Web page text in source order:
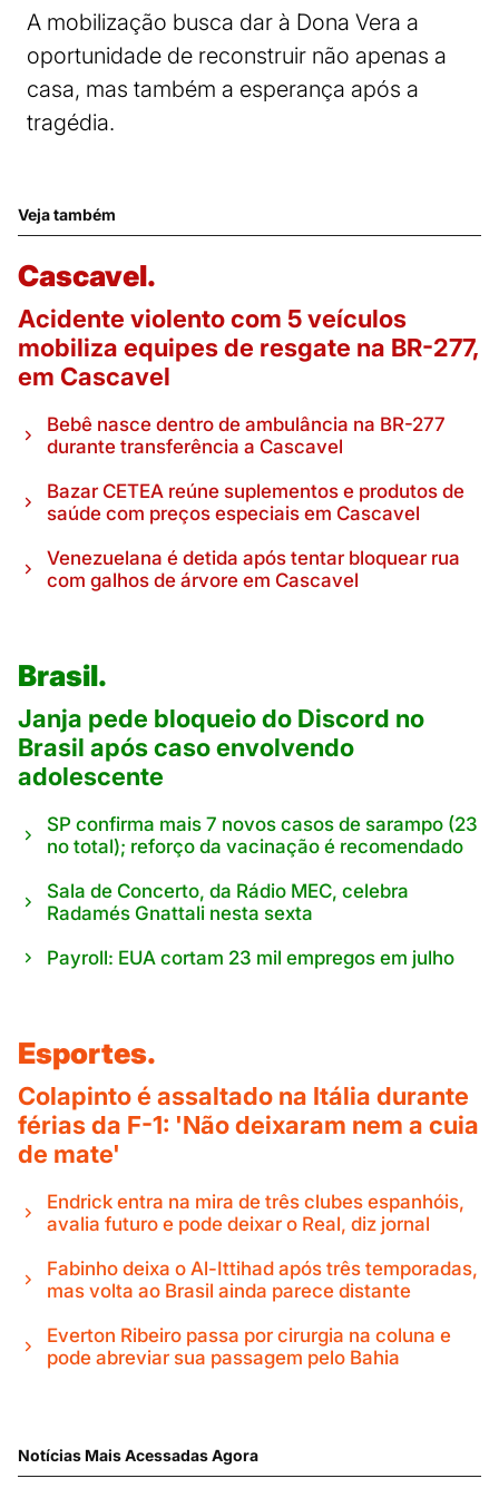
A mobilização busca dar à Dona Vera a
oportunidade de reconstruir não apenas a
casa, mas também a esperança após a
tragédia.
Veja também
Cascavel.
Acidente violento com 5 veículos
mobiliza equipes de resgate na BR-277,
em Cascavel
Bebê nasce dentro de ambulância na BR-277
durante transferência a Cascavel
Bazar CETEA reúne suplementos e produtos de
saúde com preços especiais em Cascavel
Venezuelana é detida após tentar bloquear rua
com galhos de árvore em Cascavel
Brasil.
Janja pede bloqueio do Discord no
Brasil após caso envolvendo
adolescente
SP confirma mais 7 novos casos de sarampo (23
no total); reforço da vacinação é recomendado
Sala de Concerto, da Rádio MEC, celebra
Radamés Gnattali nesta sexta
Payroll: EUA cortam 23 mil empregos em julho
Esportes.
Colapinto é assaltado na Itália durante
férias da F-1: 'Não deixaram nem a cuia
de mate'
Endrick entra na mira de três clubes espanhóis,
avalia futuro e pode deixar o Real, diz jornal
Fabinho deixa o Al-Ittihad após três temporadas,
mas volta ao Brasil ainda parece distante
Everton Ribeiro passa por cirurgia na coluna e
pode abreviar sua passagem pelo Bahia
Notícias Mais Acessadas Agora